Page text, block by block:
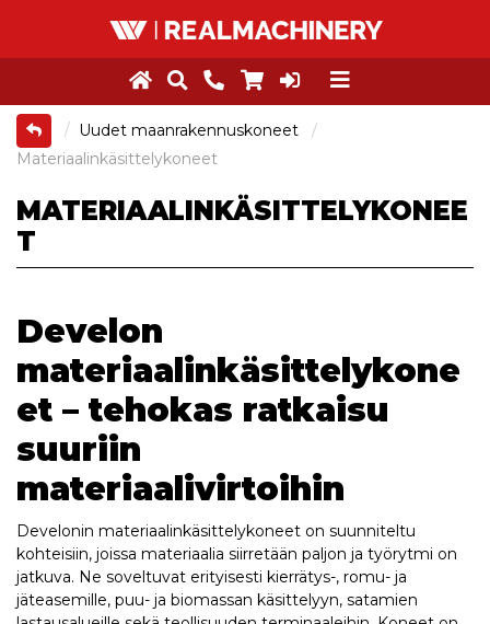
Uudet maanrakennuskoneet
Materiaalinkäsittelykoneet
MATERIAALINKÄSITTELYKONEE
T
Develon
materiaalinkäsittelykone
et – tehokas ratkaisu
suuriin
materiaalivirtoihin
Develonin materiaalinkäsittelykoneet on suunniteltu
kohteisiin, joissa materiaalia siirretään paljon ja työrytmi on
jatkuva. Ne soveltuvat erityisesti kierrätys-, romu- ja
jäteasemille, puu- ja biomassan käsittelyyn, satamien